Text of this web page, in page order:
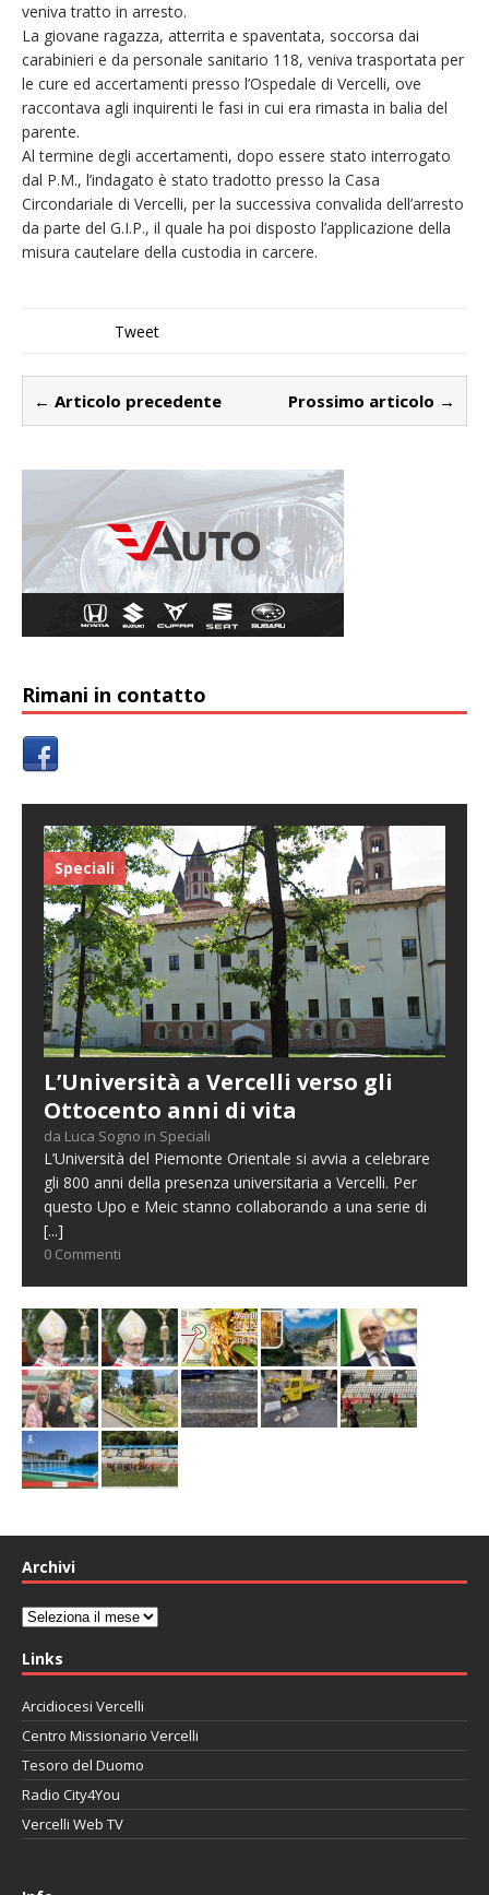
veniva tratto in arresto.
La giovane ragazza, atterrita e spaventata, soccorsa dai
carabinieri e da personale sanitario 118, veniva trasportata per
le cure ed accertamenti presso l’Ospedale di Vercelli, ove
raccontava agli inquirenti le fasi in cui era rimasta in balia del
parente.
Al termine degli accertamenti, dopo essere stato interrogato
dal P.M., l’indagato è stato tradotto presso la Casa
Circondariale di Vercelli, per la successiva convalida dell’arresto
da parte del G.I.P., il quale ha poi disposto l’applicazione della
misura cautelare della custodia in carcere.
Tweet
← Articolo precedente Prossimo articolo →
Rimani in contatto
Speciali
L’Università a Vercelli verso gli
Ottocento anni di vita
da Luca Sogno in Speciali
L’Università del Piemonte Orientale si avvia a celebrare
gli 800 anni della presenza universitaria a Vercelli. Per
questo Upo e Meic stanno collaborando a una serie di
[...]
0 Commenti
Archivi
Archivi
Links
Arcidiocesi Vercelli
Centro Missionario Vercelli
Tesoro del Duomo
Radio City4You
Vercelli Web TV